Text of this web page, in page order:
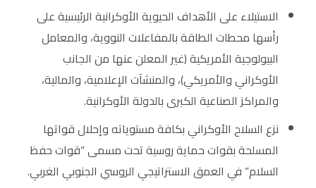
الاستيلاء على الأهداف الحيوية الأوكرانية الرئيسية على
رأسها محطات الطاقة بالمفاعلات النووية، والمعامل
البيولوجية الأمريكية (غير المعلن عنها من الجانب
الأوكراني والأمريكي)، والمنشآت الإعلامية، والمالية،
والمراكز الصناعية الكبرى بالدولة الأوكرانية.
نزع السلاح الأوكراني بكافة مستوياته وإحلال قواتها
المسلحة بقوات حماية روسية تحت مسمى “قوات حفظ
السلام” في العمق الاستراتيجي الروسي الجنوبي الغربي.